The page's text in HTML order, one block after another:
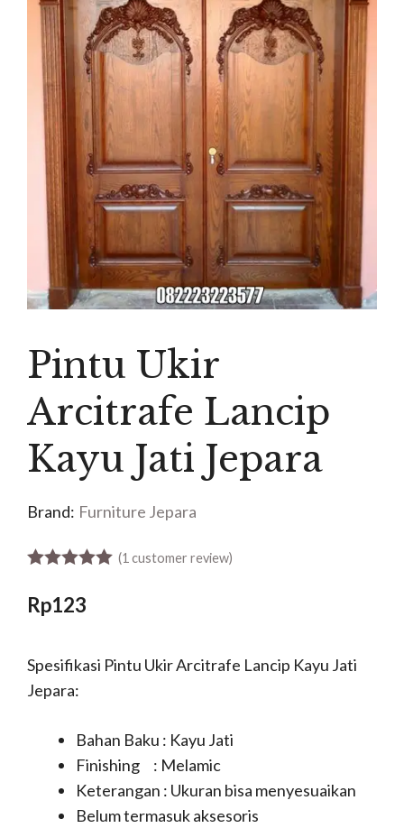
Pintu Ukir
Arcitrafe Lancip
Kayu Jati Jepara
Brand: Furniture Jepara
(1 customer review)
Rp123
Spesifikasi Pintu Ukir Arcitrafe Lancip Kayu Jati
Jepara:
Bahan Baku : Kayu Jati
Finishing : Melamic
Keterangan : Ukuran bisa menyesuaikan
Belum termasuk aksesoris